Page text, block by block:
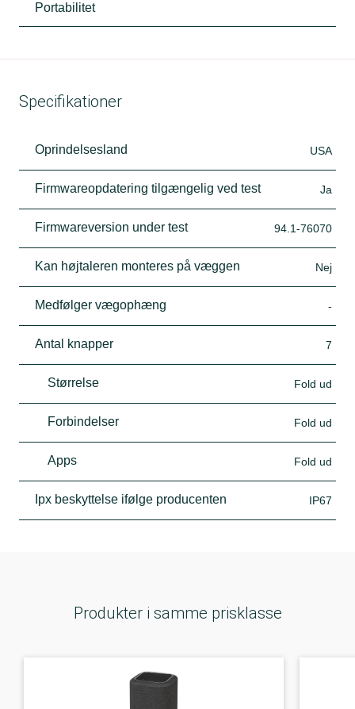
Portabilitet
Specifikationer
Oprindelsesland USA
Firmwareopdatering tilgængelig ved test Ja
Firmwareversion under test 94.1-76070
Kan højtaleren monteres på væggen Nej
Medfølger vægophæng -
Antal knapper 7
Størrelse Fold ud
Forbindelser Fold ud
Apps Fold ud
Ipx beskyttelse ifølge producenten IP67
Produkter i samme prisklasse